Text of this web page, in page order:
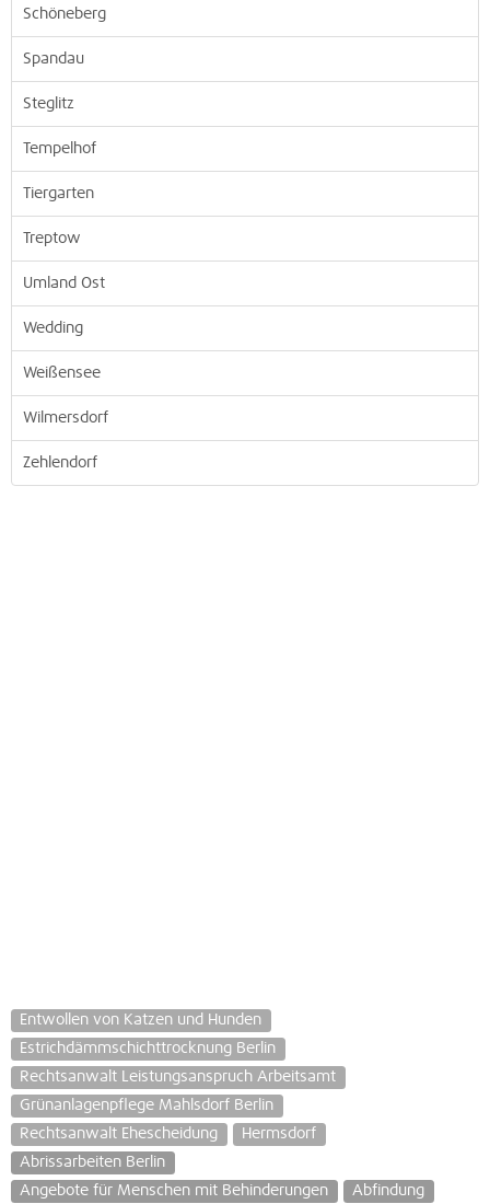
Schöneberg
Spandau
Steglitz
Tempelhof
Tiergarten
Treptow
Umland Ost
Wedding
Weißensee
Wilmersdorf
Zehlendorf
Entwollen von Katzen und Hunden
Estrichdämmschichttrocknung Berlin
Rechtsanwalt Leistungsanspruch Arbeitsamt
Grünanlagenpflege Mahlsdorf Berlin
Rechtsanwalt Ehescheidung
Hermsdorf
Abrissarbeiten Berlin
Angebote für Menschen mit Behinderungen
Abfindung